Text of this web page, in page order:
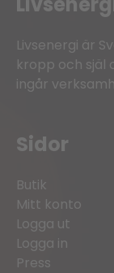
Livsenergi är
kropp och själ
ingår
Sidor
Butik
Mitt konto
Logga ut
Logga in
Press